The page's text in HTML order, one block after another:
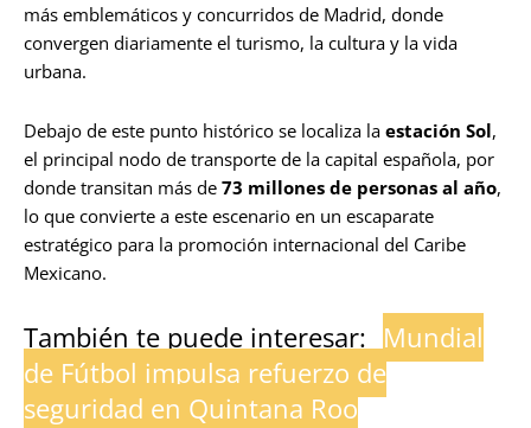
más emblemáticos y concurridos de Madrid, donde
convergen diariamente el turismo, la cultura y la vida
urbana.
Debajo de este punto histórico se localiza la estación Sol,
el principal nodo de transporte de la capital española, por
donde transitan más de 73 millones de personas al año,
lo que convierte a este escenario en un escaparate
estratégico para la promoción internacional del Caribe
Mexicano.
También te puede interesar: Mundial
de Fútbol impulsa refuerzo de
seguridad en Quintana Roo